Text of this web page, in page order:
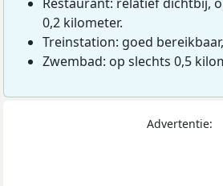
Restaurant: relatief dichtbij,
0,2 kilometer.
Treinstation: goed
Zwembad: op slechts 0,5
Advertentie: